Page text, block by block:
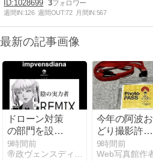
1028699 3
週間IN:126 週間OUT:72 月間IN:567
最新の記事画像
ドローン対策
の部門を設立
最初ドローン
って偵察みた
9時間前
今年の阿波お
どり撮影許可
証
9時間前